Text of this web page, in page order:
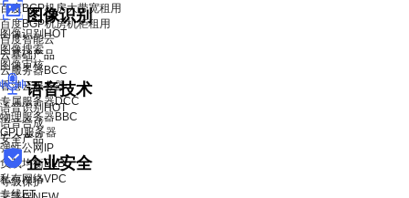
图像识别
图像识别HOT
图像搜索
图像审核
语音技术
语音识别 HOT
语音合成
安全产品
企业安全
等级保护
百度BGP机房大带宽租用
百度BGP机房机柜租用
百度智能云
云基础产品
云服务器BCC
香港云服务器
专属服务器DCC
物理服务器BBC
GPU服务器
弹性公网IP
负载均衡BLB
私有网络VPC
专线ET